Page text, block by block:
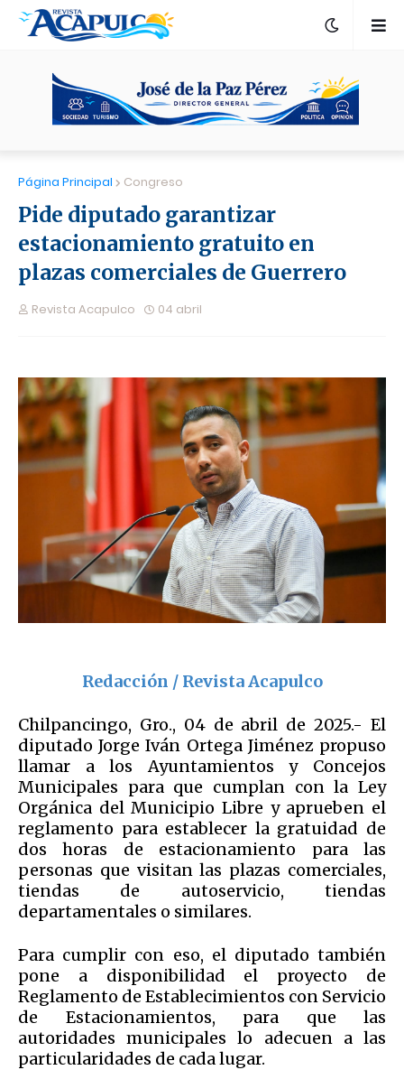
Página Principal Congreso
Pide diputado garantizar
estacionamiento gratuito en
plazas comerciales de Guerrero
Revista Acapulco 04 abril
Redacción / Revista Acapulco
Chilpancingo, Gro., 04 de abril de 2025.- El
diputado Jorge Iván Ortega Jiménez propuso
llamar a los Ayuntamientos y Concejos
Municipales para que cumplan con la Ley
Orgánica del Municipio Libre y aprueben el
reglamento para establecer la gratuidad de
dos horas de estacionamiento para las
personas que visitan las plazas comerciales,
tiendas de autoservicio, tiendas
departamentales o similares.
Para cumplir con eso, el diputado también
pone a disponibilidad el proyecto de
Reglamento de Establecimientos con Servicio
de Estacionamientos, para que las
autoridades municipales lo adecuen a las
particularidades de cada lugar.